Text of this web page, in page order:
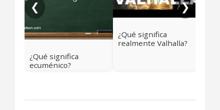
❮
¿Qué significa
ecuménico?
¿Qué significa
realmente Valhalla?
❯